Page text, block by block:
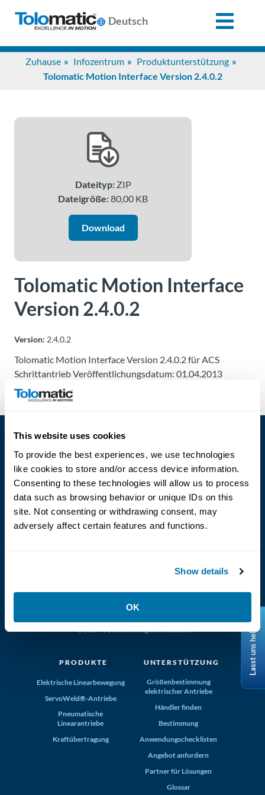
This website uses cookies
To provide the best experiences, we use technologies
like cookies to store and/or access device information.
Consenting to these technologies will allow us to process
data such as browsing behavior or unique IDs on this
site. Not consenting or withdrawing consent, may
adversely affect certain features and functions.
Show details
OK
Deutsch
Zuhause Infozentrum
Produktunterstützung
Tolomatic Motion Interface Version 2.4.0.2
Dateityp:ZIP
Dateigröße:80,00 KB
Download
Tolomatic Motion Interface
Version 2.4.0.2
Version: 2.4.0.2
Tolomatic Motion Interface Version 2.4.0.2 für ACS
Schrittantrieb Veröffentlichungsdatum: 01.04.2013
Language
(800) 321-4739
+1-763-478-8000info@tolomatic.com
PRODUKTE
Elektrische Linearbewegung
ServoWeld®-Antriebe
Pneumatische
Linearantriebe
Kraftübertragung
UNTERSTÜTZUNG
Größenbestimmung
elektrischer Antriebe
Händler finden
Bestimmung
Anwendungschecklisten
Angebot anfordern
Partner für Lösungen
Glossar
Search
Unterstützung
Infozentrum
Anwendungen
Tolomatic
Kontakt
zu einem
Ingenieur
Kontakt
Veranstaltungen
Dealer
Portal
Lasst uns helfen